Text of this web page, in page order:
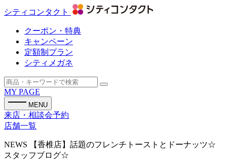
シティコンタクト
クーポン・特典
キャンペーン
定額制プラン
シティメガネ
MY PAGE
MENU
来店・相談会予約
店舗一覧
NEWS
【香椎店】話題のフレンチトーストとドーナッツ☆
スタッフブログ☆